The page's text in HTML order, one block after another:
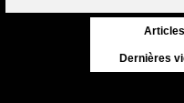
Dernières